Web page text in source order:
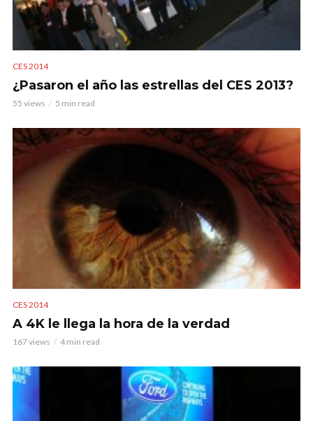
CES 2014
¿Pasaron el año las estrellas del CES 2013?
55 views 5 min read
CES 2014
A 4K le llega la hora de la verdad
167 views 4 min read